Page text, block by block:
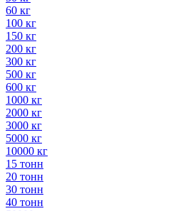
60 кг
100 кг
150 кг
200 кг
300 кг
500 кг
600 кг
1000 кг
2000 кг
3000 кг
5000 кг
10000 кг
15 тонн
20 тонн
30 тонн
40 тонн